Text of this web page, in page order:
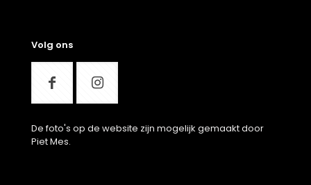
Volg ons
De foto's op de website zijn mogelijk gemaakt door
Piet Mes.